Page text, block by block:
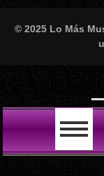
© 2025 Lo Más
LO ÚLTIMO